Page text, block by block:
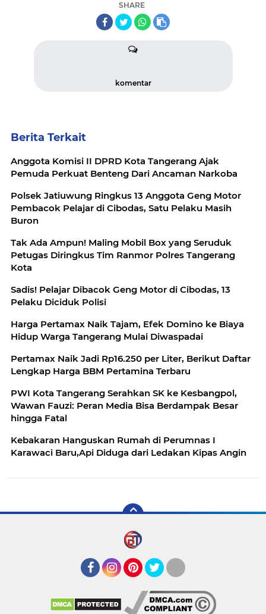
SHARE
komentar
Berita Terkait
Anggota Komisi II DPRD Kota Tangerang Ajak
Pemuda Perkuat Benteng Dari Ancaman Narkoba
Polsek Jatiuwung Ringkus 13 Anggota Geng Motor
Pembacok Pelajar di Cibodas, Satu Pelaku Masih
Buron
Tak Ada Ampun! Maling Mobil Box yang Seruduk
Petugas Diringkus Tim Ranmor Polres Tangerang
Kota
Sadis! Pelajar Dibacok Geng Motor di Cibodas, 13
Pelaku Diciduk Polisi
Harga Pertamax Naik Tajam, Efek Domino ke Biaya
Hidup Warga Tangerang Mulai Diwaspadai
Pertamax Naik Jadi Rp16.250 per Liter, Berikut Daftar
Lengkap Harga BBM Pertamina Terbaru
PWI Kota Tangerang Serahkan SK ke Kesbangpol,
Wawan Fauzi: Peran Media Bisa Berdampak Besar
hingga Fatal
Kebakaran Hanguskan Rumah di Perumnas I
Karawaci Baru,Api Diduga dari Ledakan Kipas Angin